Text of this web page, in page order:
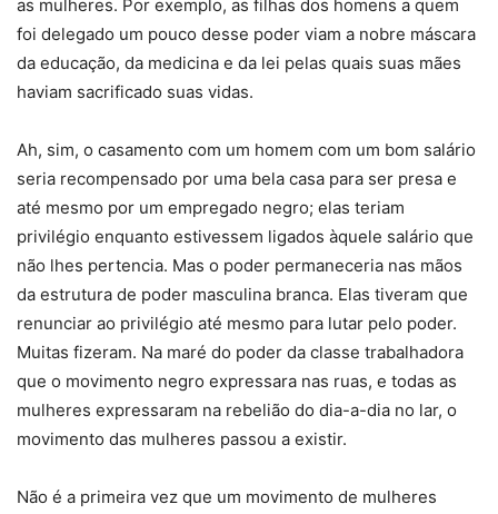
as mulheres. Por exemplo, as filhas dos homens a quem
foi delegado um pouco desse poder viam a nobre máscara
da educação, da medicina e da lei pelas quais suas mães
haviam sacrificado suas vidas.
Ah, sim, o casamento com um homem com um bom salário
seria recompensado por uma bela casa para ser presa e
até mesmo por um empregado negro; elas teriam
privilégio enquanto estivessem ligados àquele salário que
não lhes pertencia. Mas o poder permaneceria nas mãos
da estrutura de poder masculina branca. Elas tiveram que
renunciar ao privilégio até mesmo para lutar pelo poder.
Muitas fizeram. Na maré do poder da classe trabalhadora
que o movimento negro expressara nas ruas, e todas as
mulheres expressaram na rebelião do dia-a-dia no lar, o
movimento das mulheres passou a existir.
Não é a primeira vez que um movimento de mulheres